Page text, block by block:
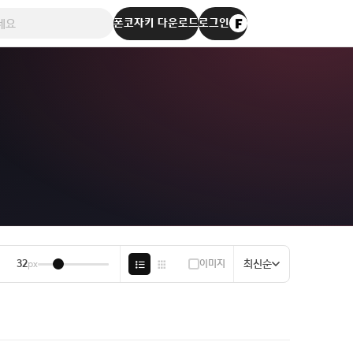
폰코자키 다운로드로그인
로 폰코!
32px 이미지 최신순